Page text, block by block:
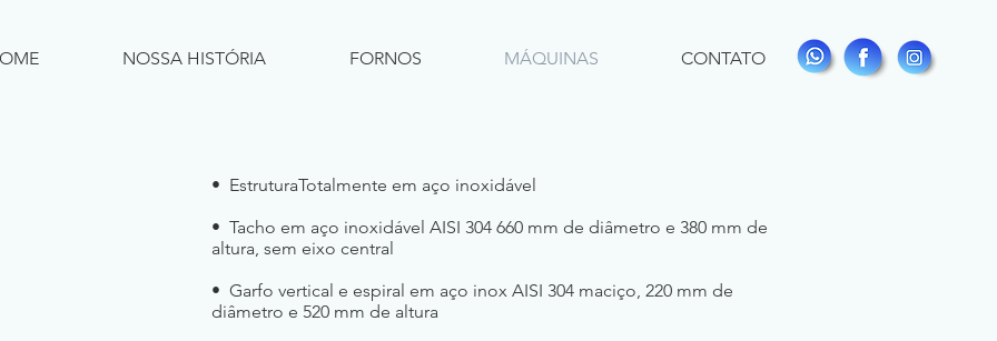
NOSSA HISTÓRIA FORNOS MÁQUINAS CONTATO
• EstruturaTotalmente em aço inoxidável
• Tacho em aço inoxidável AISI 304 660 mm de diâmetro e 380 mm de
altura, sem eixo central
• Garfo vertical e espiral em aço inox AISI 304 maciço, 220 mm de
diâmetro e 520 mm de altura